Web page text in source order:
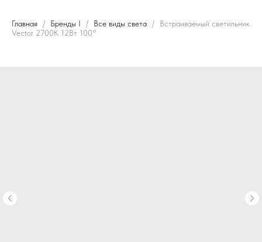
Главная Бренды I Все виды света
Встраиваемый светильник
Vector 2700K 12Вт 100°